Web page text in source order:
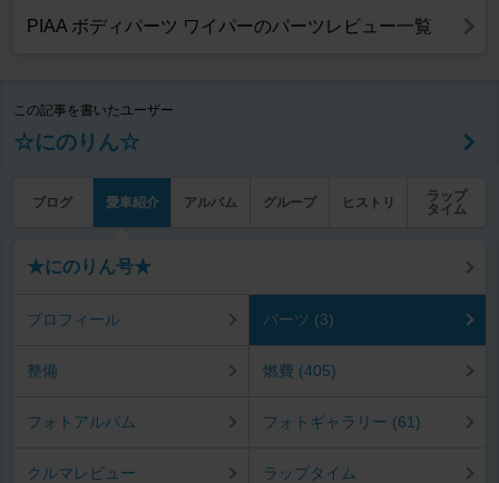
PIAA ボディパーツ ワイパーのパーツレビュー一覧
この記事を書いたユーザー
☆にのりん☆
ブログ 愛車紹介 アルバム グループ ヒストリ
ラップ
タイム
★にのりん号★
プロフィール パーツ (3)
整備 燃費 (405)
フォトアルバム フォトギャラリー (61)
クルマレビュー ラップタイム